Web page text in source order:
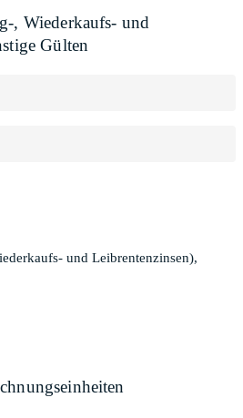
, Wiederkaufs- und
Gülten
und Leibrentenzinsen),